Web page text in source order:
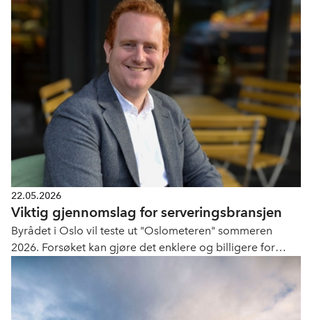
22.05.2026
Viktig gjennomslag for serveringsbransjen
Byrådet i Oslo vil teste ut "Oslometeren" sommeren
2026. Forsøket kan gjøre det enklere og billigere for
serveringssteder å ha uteservering i hovedstaden.